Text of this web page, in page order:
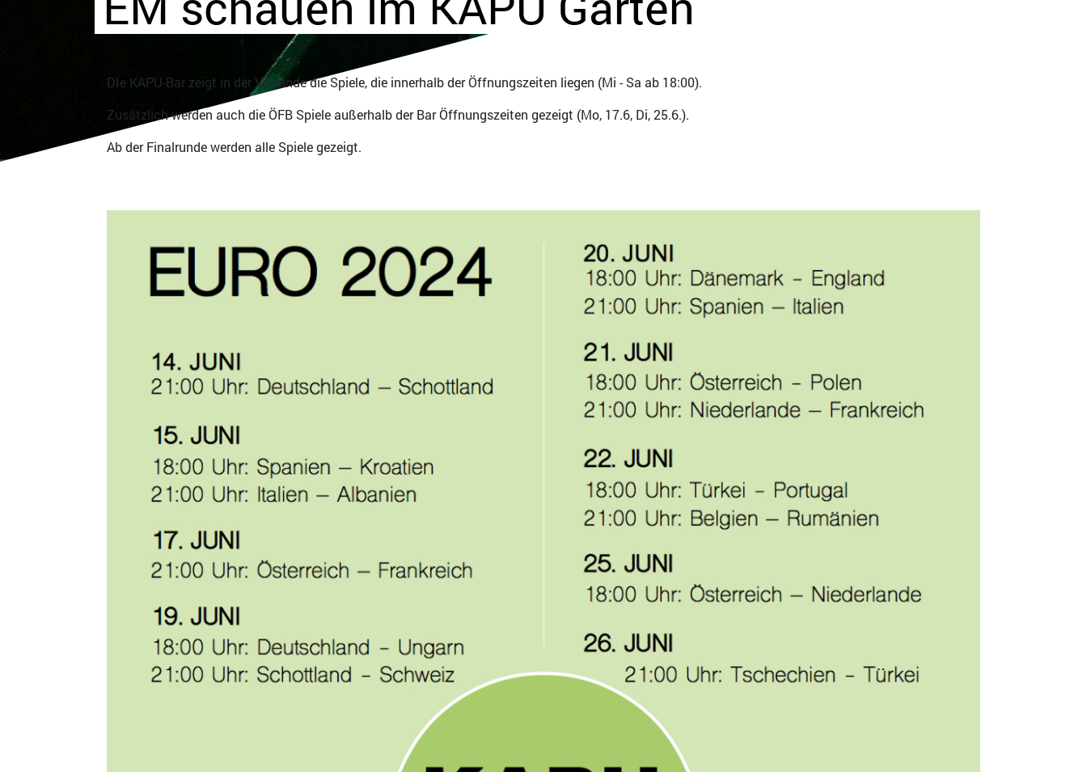
DIe KAPU-Bar zeigt in der Vorrunde die Spiele, die innerhalb der Öffnungszeiten liegen (Mi - Sa ab 18:00).
Zusätzlich werden auch die ÖFB Spiele außerhalb der Bar Öffnungszeiten gezeigt (Mo, 17.6, Di, 25.6.).
Ab der Finalrunde werden alle Spiele gezeigt.
Bild